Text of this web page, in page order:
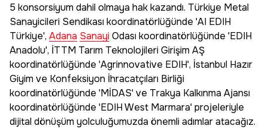
5 konsorsiyum dahil olmaya hak kazandı. Türkiye Metal
Sanayicileri Sendikası koordinatörlüğünde 'AI EDIH
Türkiye', Adana SanayiOdası koordinatörlüğünde 'EDIH
Anadolu', İTTM Tarım Teknolojileri Girişim AŞ
koordinatörlüğünde 'Agrinnovative EDIH', İstanbul Hazır
Giyim ve Konfeksiyon İhracatçıları Birliği
koordinatörlüğünde 'MİDAS' ve Trakya Kalkınma Ajansı
koordinatörlüğünde 'EDIH West Marmara' projeleriyle
dijital dönüşüm yolculuğumuzda önemli adımlar atacağız.